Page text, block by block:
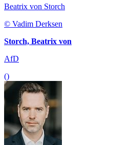
Beatrix von Storch
© Vadim Derksen
Storch, Beatrix von
AfD
()